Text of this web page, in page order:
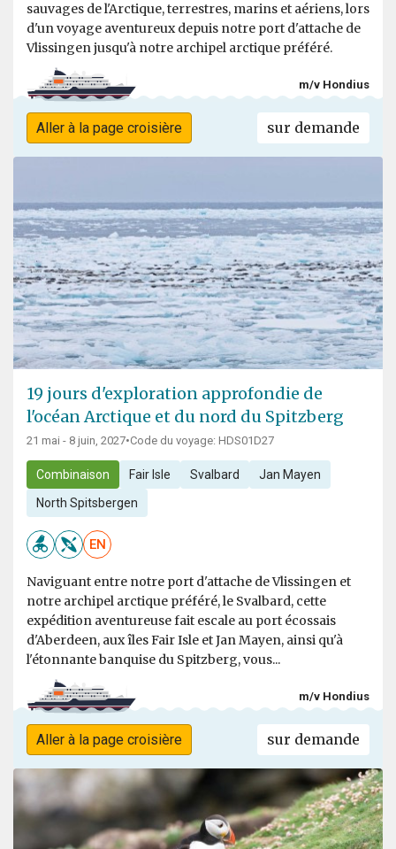
sauvages de l'Arctique, terrestres, marins et aériens, lors
d'un voyage aventureux depuis notre port d'attache de
Vlissingen jusqu'à notre archipel arctique préféré.
m/v Hondius
Aller à la page croisière sur demande
19 jours d'exploration approfondie de
l'océan Arctique et du nord du Spitzberg
21 mai - 8 juin, 2027•Code du voyage: HDS01D27
Combinaison Fair Isle Svalbard Jan Mayen
North Spitsbergen
EN
Naviguant entre notre port d'attache de Vlissingen et
notre archipel arctique préféré, le Svalbard, cette
expédition aventureuse fait escale au port écossais
d'Aberdeen, aux îles Fair Isle et Jan Mayen, ainsi qu'à
l'étonnante banquise du Spitzberg, vous...
m/v Hondius
Aller à la page croisière sur demande